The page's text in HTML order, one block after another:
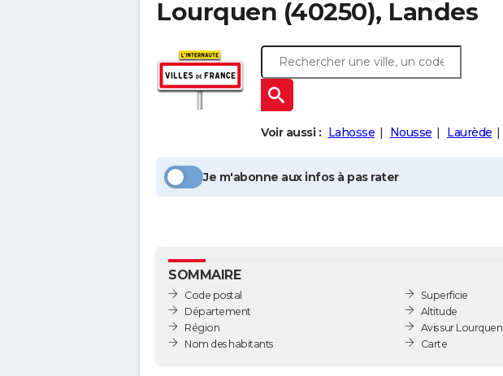
Lourquen (40250), Landes
Voir aussi : Lahosse Nousse Laurède
Je m'abonne aux infos à pas rater
SOMMAIRE
Code postal
Département
Région
Nom des habitants
Superficie
Altitude
Avis sur Lourquen
Carte